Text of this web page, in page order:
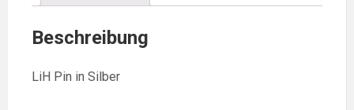
Beschreibung
LiH Pin in Silber